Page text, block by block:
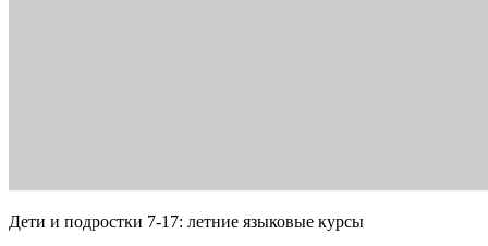
Дети и подростки 7-17: летние языковые курсы